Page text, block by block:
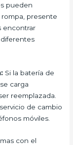
pueden
presente
encontrar
Si la batería de
carga
reemplazada.
de cambio
móviles.
con el